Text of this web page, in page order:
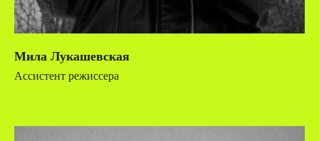
Мила Лукашевская
Ассистент режиссера